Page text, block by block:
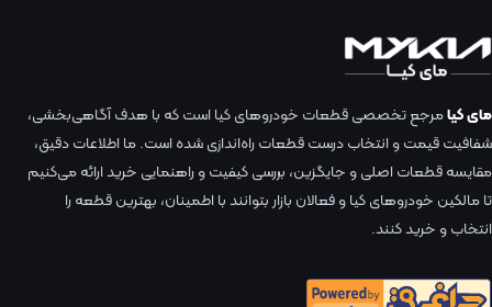
مای کیامرجع تخصصی قطعات خودروهای کیا است که با هدف آگاهی‌بخشی،
شفافیت قیمت و انتخاب درست قطعات راه‌اندازی شده است. ما اطلاعات دقیق،
مقایسه قطعات اصلی و جایگزین، بررسی کیفیت و راهنمایی خرید ارائه می‌کنیم
تا مالکین خودروهای کیا و فعالان بازار بتوانند با اطمینان، بهترین قطعه را
انتخاب و خرید کنند.